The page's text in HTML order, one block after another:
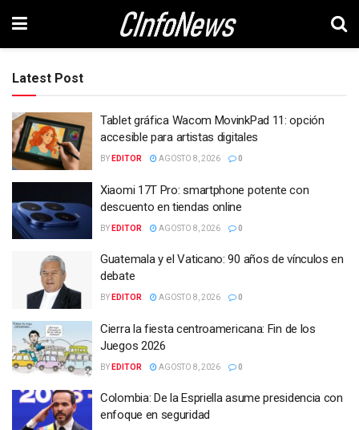
Latest Post
Tablet gráfica Wacom MovinkPad 11: opción
accesible para artistas digitales
BY EDITOR AGOSTO 8, 2026 0
Xiaomi 17T Pro: smartphone potente con
descuento en tiendas online
BY EDITOR AGOSTO 8, 2026 0
Guatemala y el Vaticano: 90 años de vínculos en
debate
BY EDITOR AGOSTO 8, 2026 0
Cierra la fiesta centroamericana: Fin de los
Juegos 2026
BY EDITOR AGOSTO 8, 2026 0
Colombia: De la Espriella asume presidencia con
enfoque en seguridad